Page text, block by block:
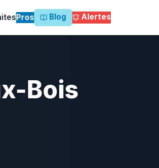
Pros Blog Alertes
Bois